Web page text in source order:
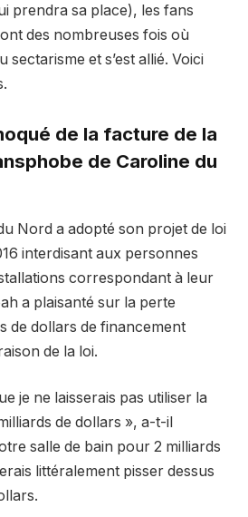
prendra sa place), les fans
des nombreuses fois où
sectarisme et s’est allié. Voici
de la facture de la
de Caroline du
Nord a adopté son projet de loi
interdisant aux personnes
correspondant à leur
a plaisanté sur la perte
de dollars de financement
de la loi.
je ne laisserais pas utiliser la
de dollars », a-t-il
salle de bain pour 2 milliards
littéralement pisser dessus